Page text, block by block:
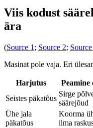
Viis kodust
ära
(Source 1 ; Source 2;
Masinat pole vaja. Eri
Harjutus Peamine
Seistes päkatõus
Sirge
säärejõud
Ühe jala
päkatõus
Koorma
ilma